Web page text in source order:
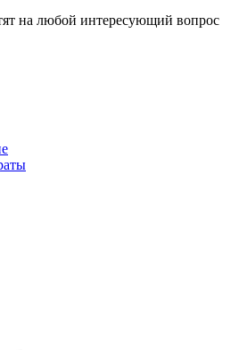
на любой интересующий вопрос